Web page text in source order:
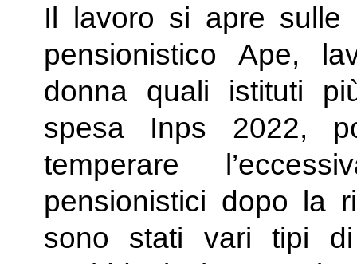
Il lavoro si apre sulle
pensionistico Ape,
donna quali istituti
spesa Inps 2022,
temperare
pensionistici dopo la
sono stati vari tipi di